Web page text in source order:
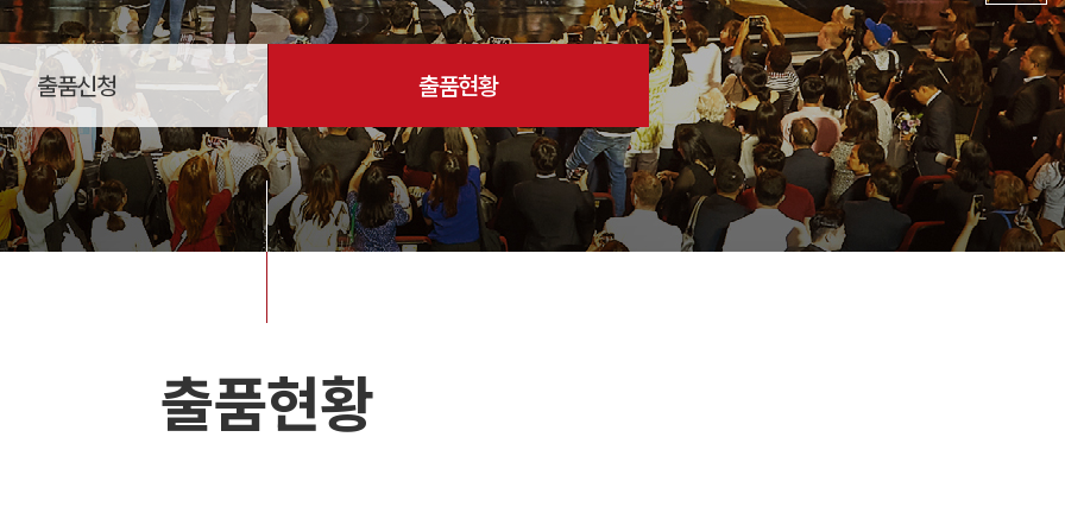
출품신청 출품현황
출품현황